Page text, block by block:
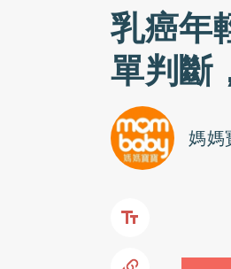
乳癌年
單判斷
媽媽